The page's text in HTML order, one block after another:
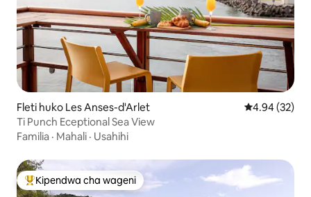
Fleti huko Les Anses-d'Arlet Ukadiriaji wa
4.94 (32)
Ti Punch Eceptional Sea View
Familia · Mahali · Usahihi
Kipendwa maarufu cha wageni
Kipendwa cha wageni